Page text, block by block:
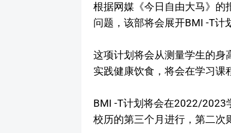
根据网媒《今日自由大马》的
问题，该部将会展开BMI -T计
这项计划将会从测量学生的身
实践健康饮食，将会在学习课
BMI -T计划将会在2022/2023
校历的第三个月进行，第二次